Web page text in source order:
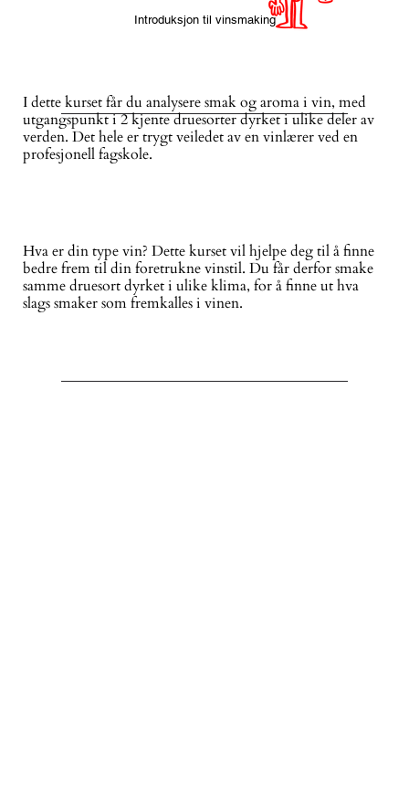
Introduksjon til vinsmaking
I dette kurset får du analysere smak og aroma i vin, med
utgangspunkt i 2 kjente druesorter dyrket i ulike deler av
verden. Det hele er trygt veiledet av en vinlærer ved en
profesjonell fagskole.
Hva er din type vin? Dette kurset vil hjelpe deg til å finne
bedre frem til din foretrukne vinstil. Du får derfor smake
samme druesort dyrket i ulike klima, for å finne ut hva
slags smaker som fremkalles i vinen.